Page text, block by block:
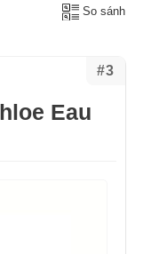
So sánh
#3
Eau